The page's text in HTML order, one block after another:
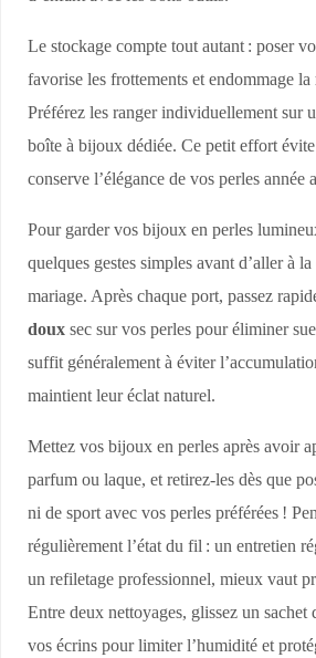
Le stockage compte tout autant : poser
favorise les frottements et endommage la
Préférez les ranger individuellement sur
boîte à bijoux dédiée. Ce petit effort
conserve l’élégance de vos perles année
Pour garder vos bijoux en perles
quelques gestes simples avant d’aller à
mariage. Après chaque port, passez
doux sec sur vos perles pour éliminer
suffit généralement à éviter
maintient leur éclat naturel.
Mettez vos bijoux en perles après avoir
parfum ou laque, et retirez-les dès que
ni de sport avec vos perles préférées !
régulièrement l’état du fil : un entretien
un refiletage professionnel, mieux vaut
Entre deux nettoyages, glissez un sachet
vos écrins pour limiter l’humidité et